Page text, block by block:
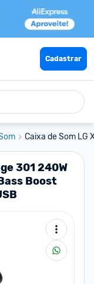
Cadastrar
Caixa de Som LG
301 240W
Boost